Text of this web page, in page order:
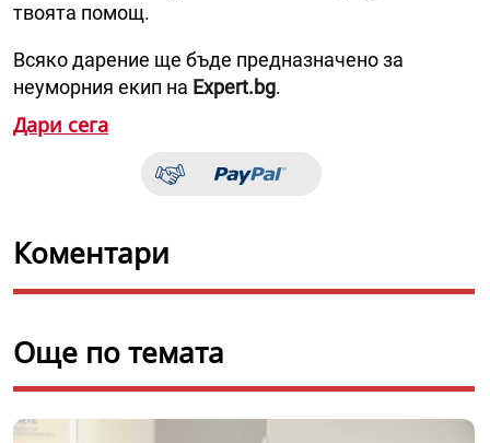
твоята помощ.
Всяко дарение ще бъде предназначено за
неуморния екип на Expert.bg.
Дари сега
Коментари
Още по темата